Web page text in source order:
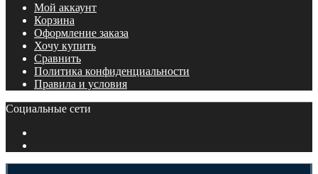
Мой аккаунт
Корзина
Оформление заказа
Хочу купить
Сравнить
Политика конфиденциальности
Правила и условия
Социальные сети